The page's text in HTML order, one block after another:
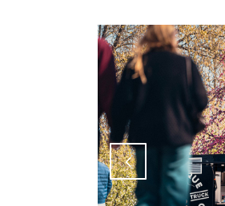
Attiva comando